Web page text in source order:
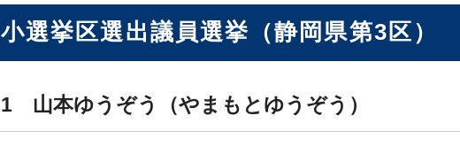
小選挙区選出議員選挙（静岡県第3区）
1 山本ゆうぞう（やまもとゆうぞう）